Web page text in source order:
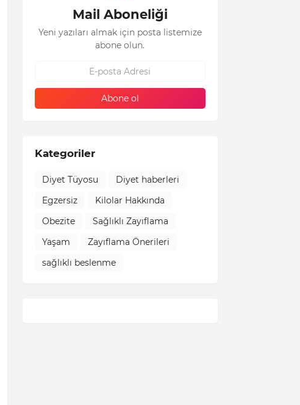
Mail Aboneliği
Yeni yazıları almak için posta listemize
abone olun.
Kategoriler
Diyet Tüyosu
Diyet haberleri
Egzersiz
Kilolar Hakkında
Obezite
Sağlıklı Zayıflama
Yaşam
Zayıflama Önerileri
sağlıklı beslenme